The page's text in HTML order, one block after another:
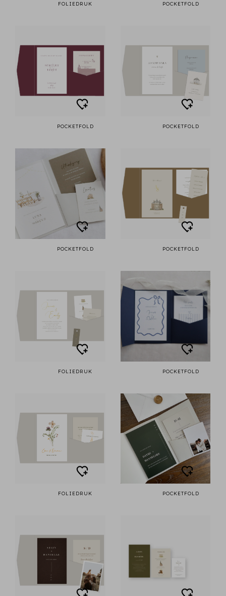
FOLIEDRUK POCKETFOLD
POCKETFOLD POCKETFOLD
POCKETFOLD POCKETFOLD
FOLIEDRUK POCKETFOLD
FOLIEDRUK POCKETFOLD